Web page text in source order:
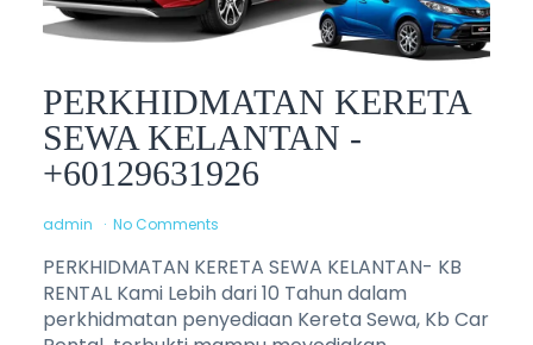
PERKHIDMATAN KERETA
SEWA KELANTAN -
+60129631926
admin No Comments
PERKHIDMATAN KERETA SEWA KELANTAN- KB
RENTAL Kami Lebih dari 10 Tahun dalam
perkhidmatan penyediaan Kereta Sewa, Kb Car